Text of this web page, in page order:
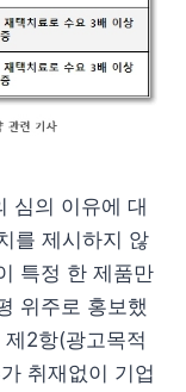
심의 이유에 대
를 제시하지 않
특정 한 제품만
위주로 홍보했
2항(광고목적
취재없이 기업